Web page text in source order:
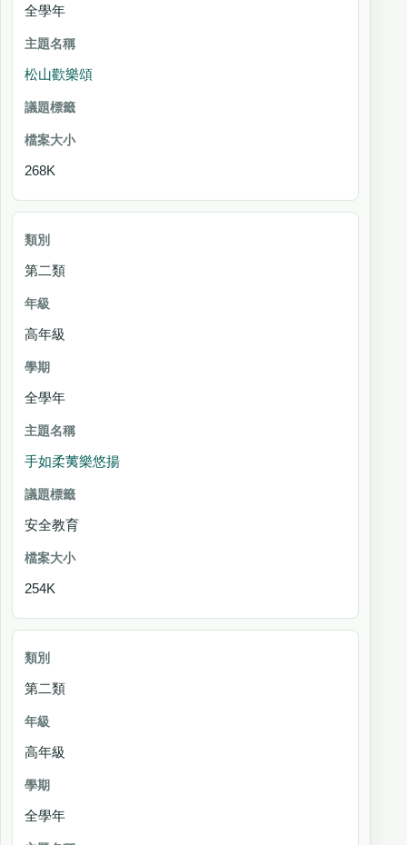
全學年
松山歡樂頌
268K
第二類
高年級
全學年
手如柔荑樂悠揚
安全教育
254K
第二類
高年級
全學年